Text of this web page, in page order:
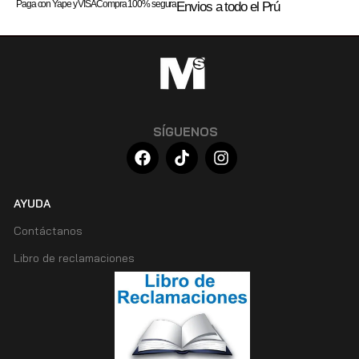
Paga con Yape y VISACompra 100% seguraEnvios a todo el Prú
SÍGUENOS
AYUDA
Contáctanos
Libro de reclamaciones